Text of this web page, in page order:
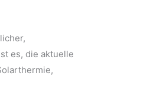
es, die aktuelle